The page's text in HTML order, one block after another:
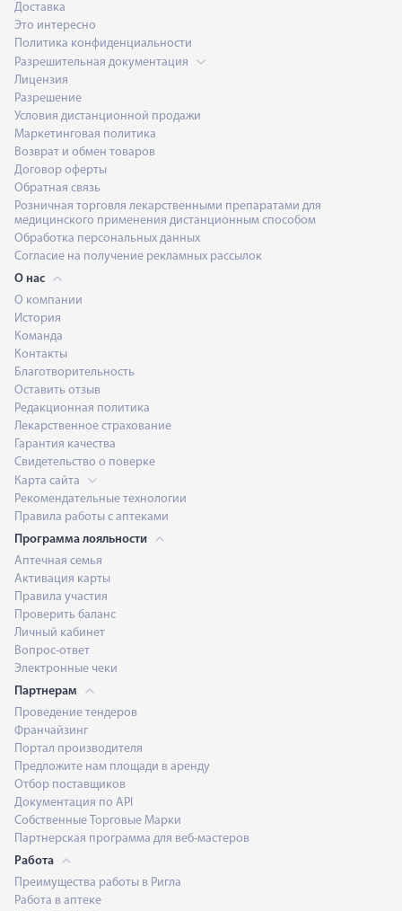
Доставка
Это интересно
Политика конфиденциальности
Разрешительная документация
Лицензия
Разрешение
Условия дистанционной продажи
Маркетинговая политика
Возврат и обмен товаров
Договор оферты
Обратная связь
Розничная торговля лекарственными препаратами для
медицинского применения дистанционным способом
Обработка персональных данных
Согласие на получение рекламных рассылок
О нас
О компании
История
Команда
Контакты
Благотворительность
Оставить отзыв
Редакционная политика
Лекарственное страхование
Гарантия качества
Свидетельство о поверке
Карта сайта
Рекомендательные технологии
Правила работы с аптеками
Программа лояльности
Аптечная семья
Активация карты
Правила участия
Проверить баланс
Личный кабинет
Вопрос-ответ
Электронные чеки
Партнерам
Проведение тендеров
Франчайзинг
Портал производителя
Предложите нам площади в аренду
Отбор поставщиков
Документация по API
Собственные Торговые Марки
Партнерская программа для веб-мастеров
Работа
Преимущества работы в Ригла
Работа в аптеке